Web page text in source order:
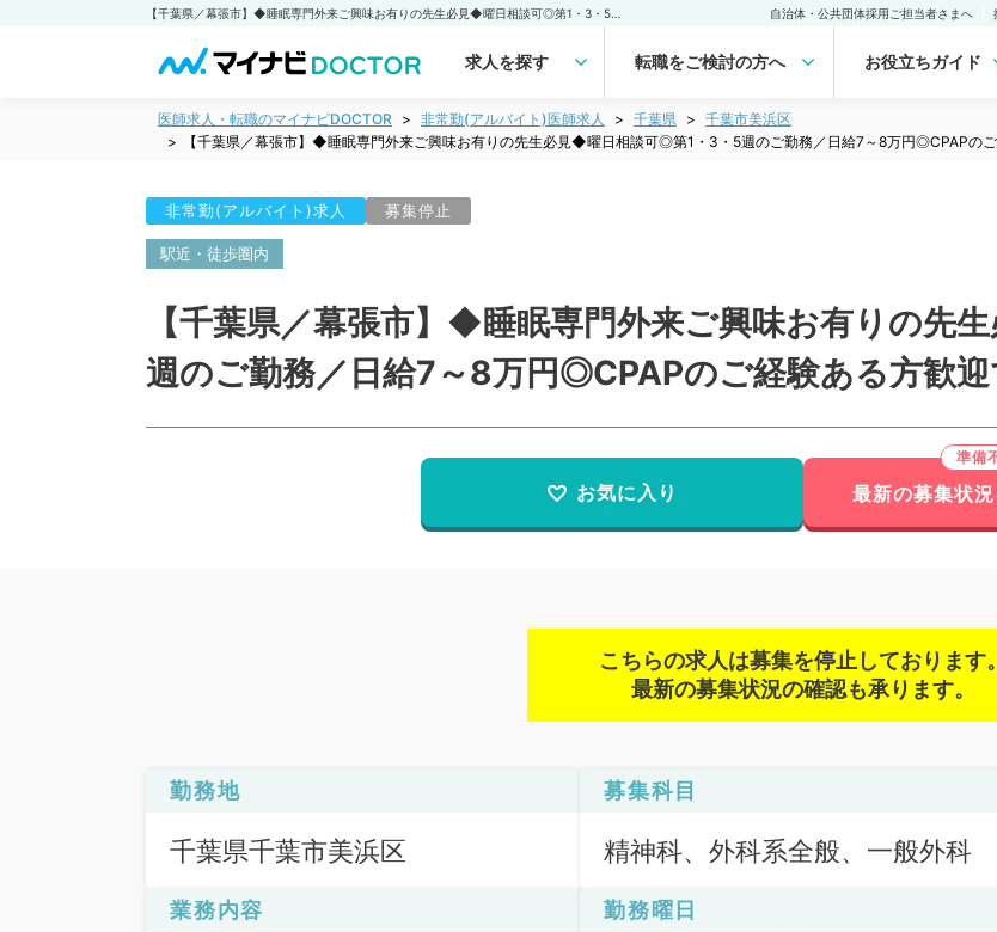
自治体・公共団体採用ご担当者さまへ
求人を探す 転職をご検討の方へ お役立ちガイド
医師求人・転職のマイナビDOCTOR 非常勤(アルバイト)医師求人 千葉県
千葉市美浜区
【千葉県／幕張市】◆睡眠専門外来ご興味お有りの先生必見◆曜日相談可◎第1・3・5週のご勤務／日給7～8万円◎CPAPのご
非常勤(アルバイト)求人 募集停止
駅近・徒歩圏内
【千葉県／幕張市】◆睡眠専門外来ご興味お有りの先
週のご勤務／日給7～8万円◎CPAPのご経験ある方歓迎
お気に入り 最新の募集状
こちらの求人は募集を停止しております。
最新の募集状況の確認も承ります。
勤務地
千葉県千葉市美浜区
募集科目
精神科、外科系全般、一般外科
業務内容 勤務曜日